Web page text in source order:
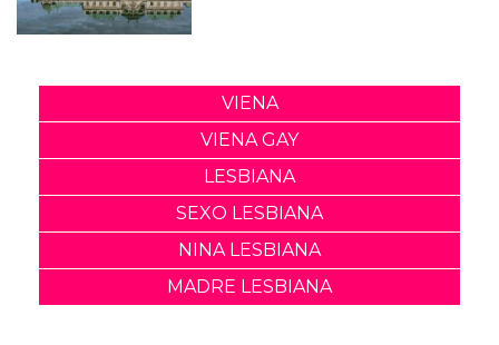
VIENA
VIENA GAY
LESBIANA
SEXO LESBIANA
NINA LESBIANA
MADRE LESBIANA